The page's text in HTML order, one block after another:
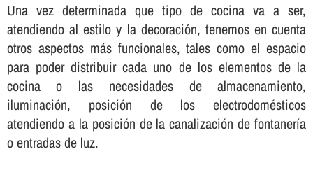
Una vez determinada que tipo de cocina va a ser,
atendiendo al estilo y la decoración, tenemos en cuenta
otros aspectos más funcionales, tales como el espacio
para poder distribuir cada uno de los elementos de la
cocina o las necesidades de almacenamiento,
iluminación, posición de los electrodomésticos
atendiendo a la posición de la canalización de fontanerí­a
o entradas de luz.